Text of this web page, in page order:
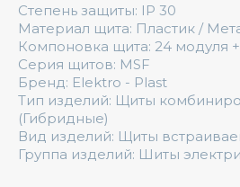
Степень защиты: IP 30
Материал щита: Пластик /
Компоновка щита: 24 модуля
Серия щитов: MSF
Бренд: Elektro - Plast
Тип изделий: Щиты
(Гибридные)
Вид изделий: Щиты
Группа изделий: Шиты